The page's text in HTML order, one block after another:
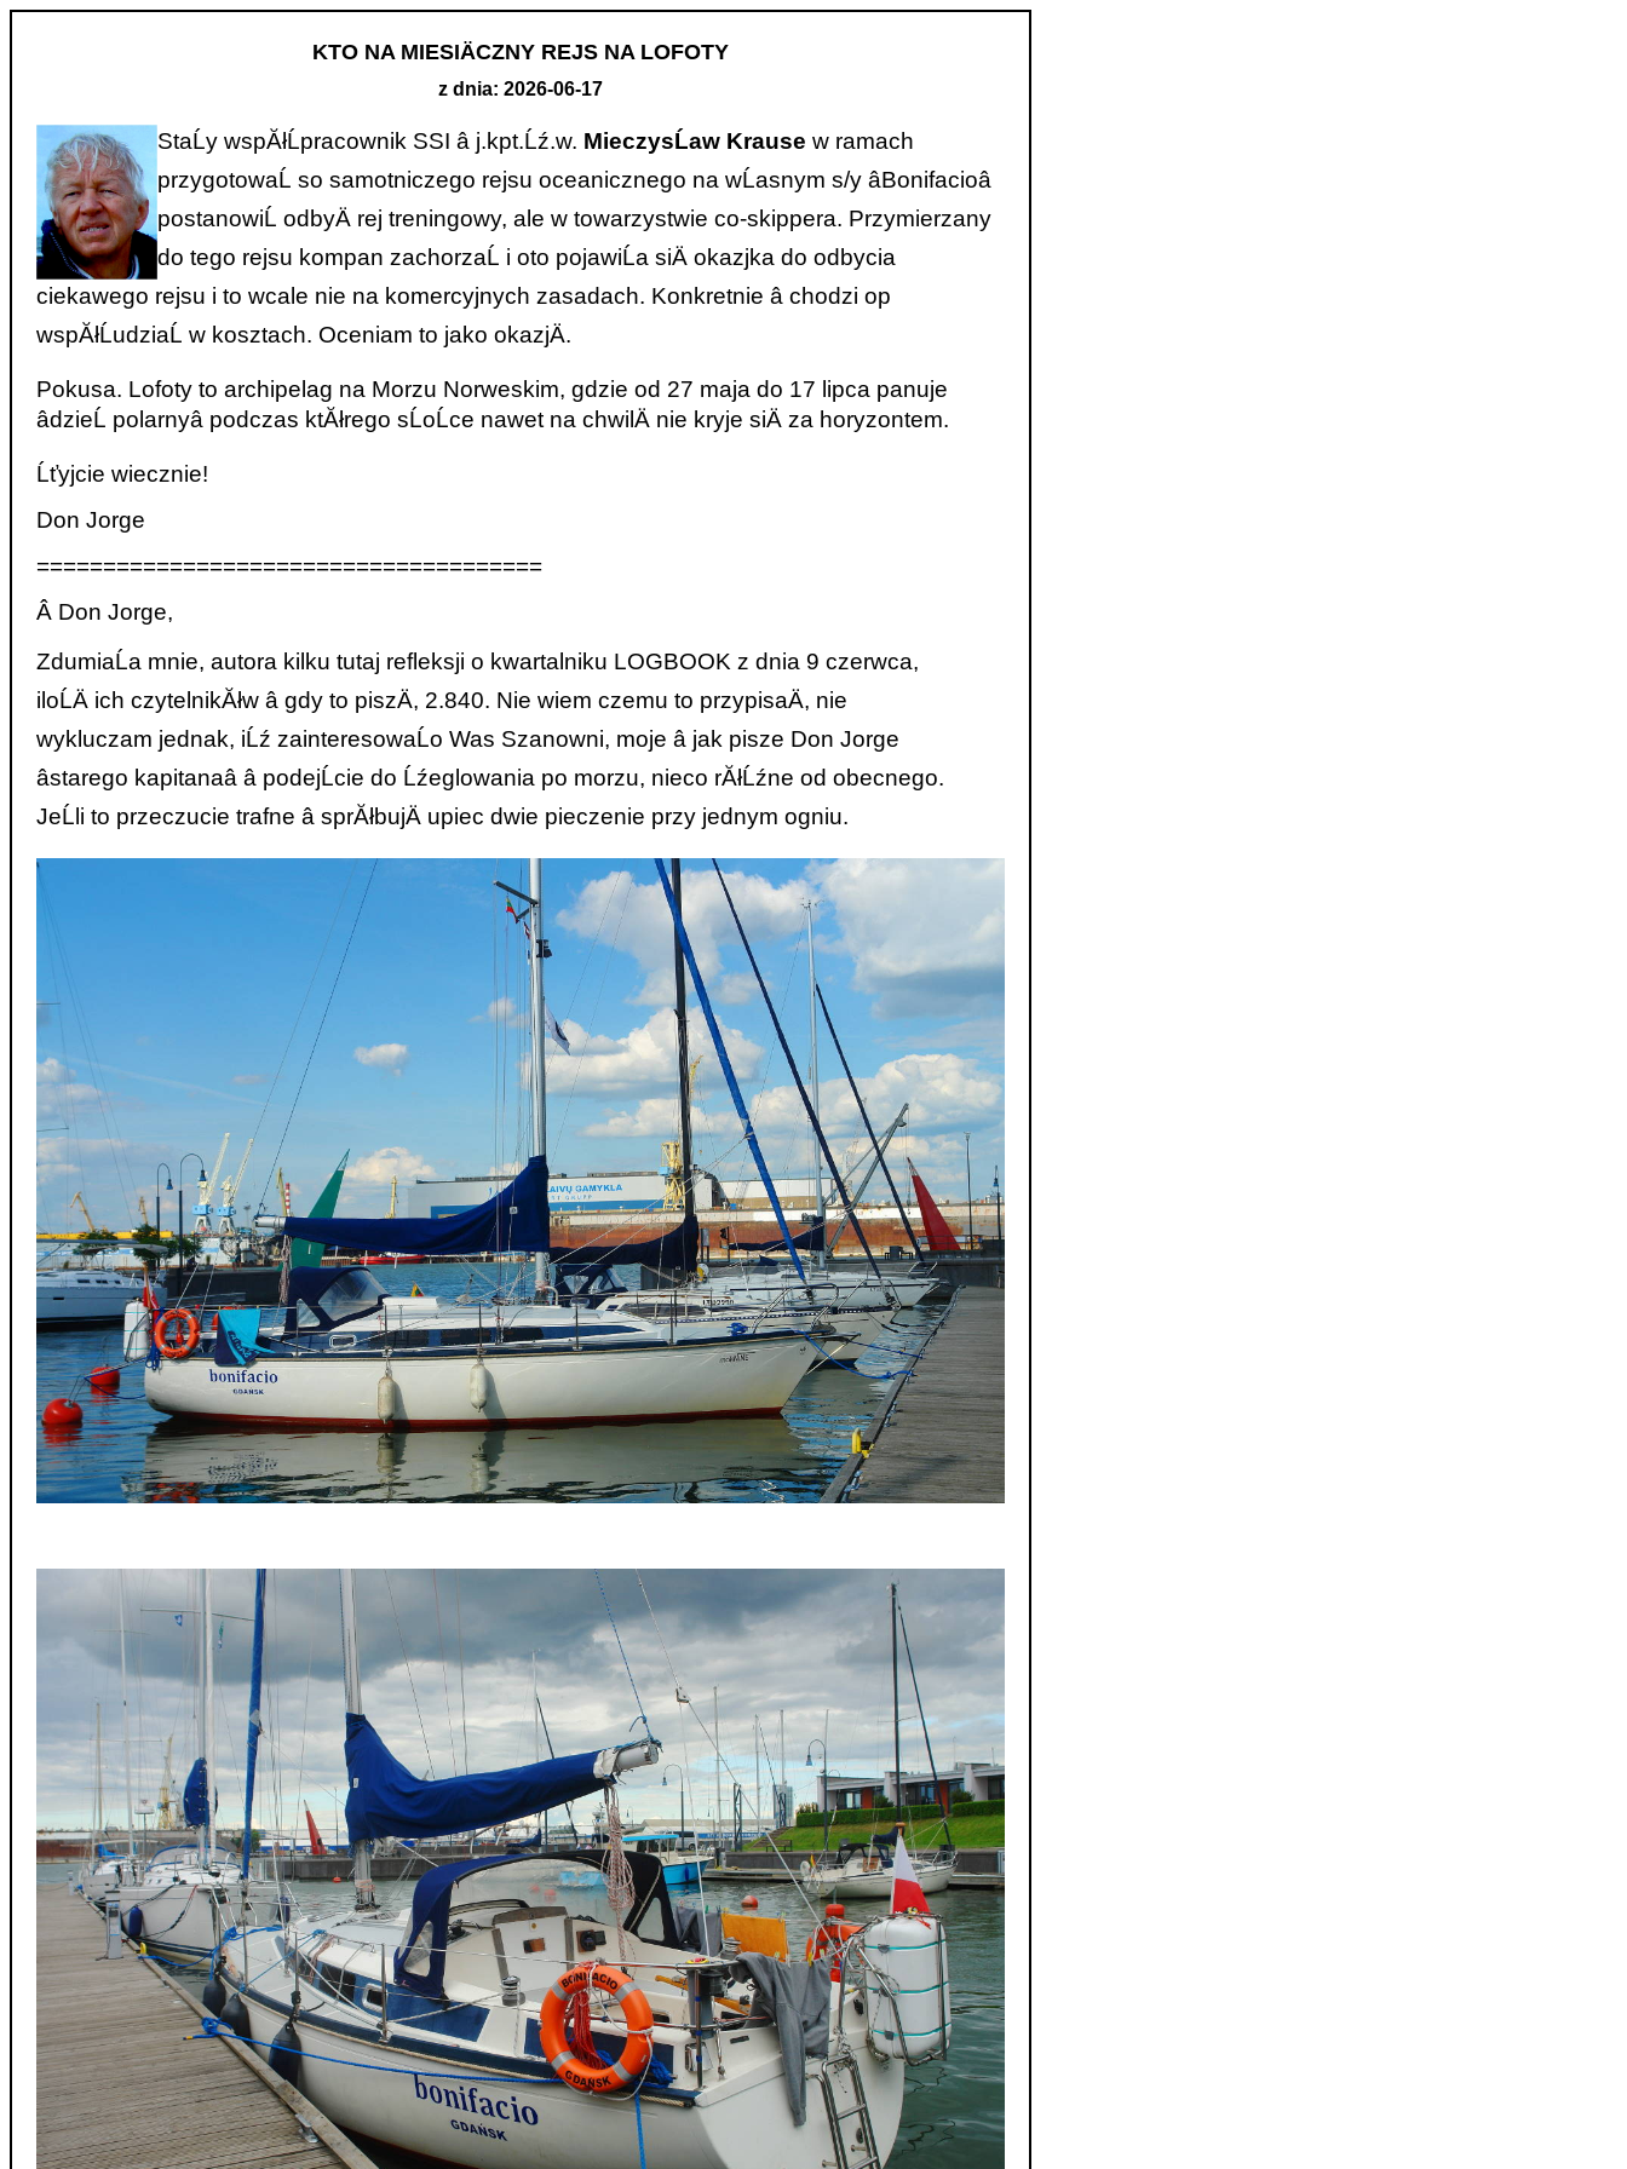
KTO NA MIESIÄCZNY REJS NA LOFOTY
z dnia: 2026-06-17
StaĹy wspĂłĹpracownik SSI â j.kpt.Ĺź.w. MieczysĹaw Krause w ramach
przygotowaĹ so samotniczego rejsu oceanicznego na wĹasnym s/y âBonifacioâ
postanowiĹ odbyÄ rej treningowy, ale w towarzystwie co-skippera. Przymierzany
do tego rejsu kompan zachorzaĹ i oto pojawiĹa siÄ okazjka do odbycia
ciekawego rejsu i to wcale nie na komercyjnych zasadach. Konkretnie â chodzi op
wspĂłĹudziaĹ w kosztach. Oceniam to jako okazjÄ.
Pokusa. Lofoty to archipelag na Morzu Norweskim, gdzie od 27 maja do 17 lipca panuje
âdzieĹ polarnyâ podczas ktĂłrego sĹoĹce nawet na chwilÄ nie kryje siÄ za horyzontem.
Ĺťyjcie wiecznie!
Don Jorge
======================================
Â Don Jorge,
ZdumiaĹa mnie, autora kilku tutaj refleksji o kwartalniku LOGBOOK z dnia 9 czerwca,
iloĹÄ ich czytelnikĂłw â gdy to piszÄ, 2.840. Nie wiem czemu to przypisaÄ, nie
wykluczam jednak, iĹź zainteresowaĹo Was Szanowni, moje â jak pisze Don Jorge
âstarego kapitanaâ â podejĹcie do Ĺźeglowania po morzu, nieco rĂłĹźne od obecnego.
JeĹli to przeczucie trafne â sprĂłbujÄ upiec dwie pieczenie przy jednym ogniu.